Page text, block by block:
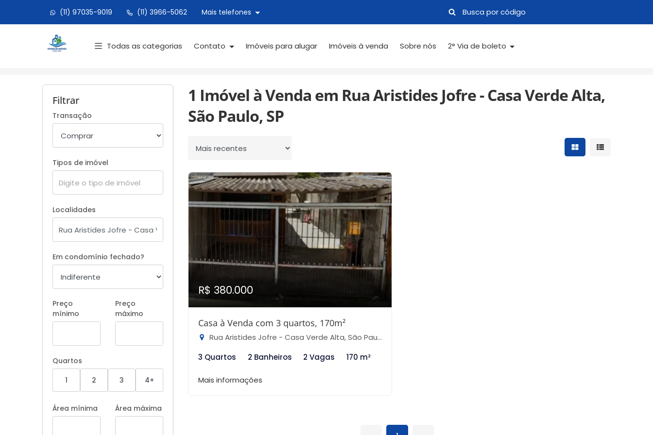
(11) 97035-9019 (11) 3966-5062 Mais telefones
Página inicial
Todas as categorias Contato Imóveis para alugar Imóveis à venda Sobre nós 2° Via de boleto
Filtrar
Transação
Tipos de imóvel
Localidades
Em condomínio fechado?
Preço
mínimo
Preço
máximo
Quartos
1
2 3 4+
Área mínima Área máxima
1 Imóvel à Venda em Rua Aristides Jofre - Casa Verde Alta,
São Paulo, SP
Ordenar por Mostrar resultados
Mostrar
R$ 380.000
Casa à Venda com 3 quartos, 170m²
Rua Aristides Jofre - Casa Verde Alta, São Paulo-SP
3 Quartos
2 Banheiros 2 Vagas 170 m²
Mais informações